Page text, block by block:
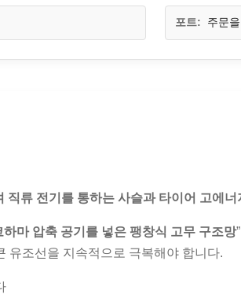
포트: 주문
직류 전기를 통하는 사슬과 타이어 고에
하마 압축 공기를 넣은 팽창식 고무 구조망
유조선을 지속적으로 극복해야 합니다.